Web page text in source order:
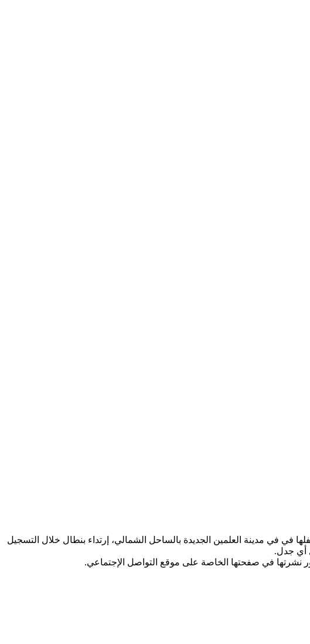
في في مدينة العلمين الجديدة بالساحل الشمالي، إرتداء بنطال خلال التسجيل
أي جدل.
نشرتها في صفحتها الخاصة على موقع التواصل الإجتماعي.